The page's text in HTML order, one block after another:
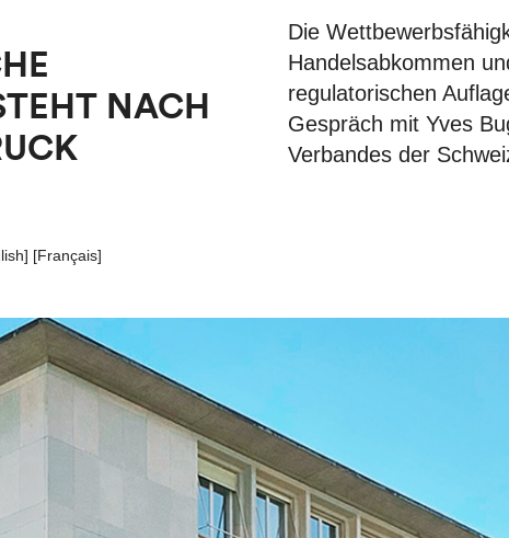
NACH
] [Français]
Die
Handelsabkommen
regulatorischen
Gespräch mit Yves
Verbandes der